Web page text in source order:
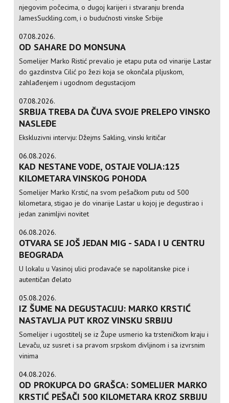
njegovim počecima, o dugoj karijeri i stvaranju brenda
JamesSuckling.com, i o budućnosti vinske Srbije
07.08.2026.
OD SAHARE DO MONSUNA
Somelijer Marko Ristić prevalio je etapu puta od vinarije Lastar
do gazdinstva Cilić po žezi koja se okončala pljuskom,
zahlađenjem i ugodnom degustacijom
07.08.2026.
SRBIJA TREBA DA ČUVA SVOJE PRELEPO VINSKO
NASLEĐE
Ekskluzivni intervju: Džejms Sakling, vinski kritičar
06.08.2026.
KAD NESTANE VODE, OSTAJE VOLJA:125
KILOMETARA VINSKOG POHODA
Somelijer Marko Krstić, na svom pešačkom putu od 500
kilometara, stigao je do vinarije Lastar u kojoj je degustirao i
jedan zanimljivi novitet
06.08.2026.
OTVARA SE JOŠ JEDAN MIG - SADA I U CENTRU
BEOGRADA
U lokalu u Vasinoj ulici prodavaće se napolitanske pice i
autentičan đelato
05.08.2026.
IZ ŠUME NA DEGUSTACIJU: MARKO KRSTIĆ
NASTAVLJA PUT KROZ VINSKU SRBIJU
Somelijer i ugostitelj se iz Župe usmerio ka trsteničkom kraju i
Levaču, uz susret i sa pravom srpskom divljinom i sa izvrsnim
vinima
04.08.2026.
OD PROKUPCA DO GRAŠCA: SOMELIJER MARKO
KRSTIĆ PEŠAČI 500 KILOMETARA KROZ SRBIJU